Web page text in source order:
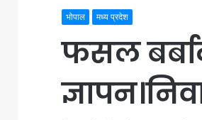
भोपाल मध्य प्रदेश
फसल